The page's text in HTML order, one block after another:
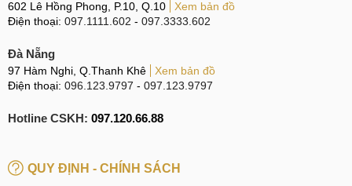
sẽ bị rung lắc, giật.
không thể hoạt động được nữa.
Một trong hai ống kính gặp vấn đề, cái còn lại vẫn sử
Khi truy cập vào ứng dụng camera, máy báo lỗi vào
Dù ống kính có thể chụp ảnh, quay video như bình
602 Lê Hồng Phong, P.10, Q.10
Xem bản đồ
Điện thoại: 097.1111.602 - 097.3333.602
Đà Nẵng
97 Hàm Nghi, Q.Thanh Khê
Xem bản đồ
Điện thoại: 096.123.9797 - 097.123.9797
Hotline CSKH: 097.120.66.88
QUY ĐỊNH - CHÍNH SÁCH